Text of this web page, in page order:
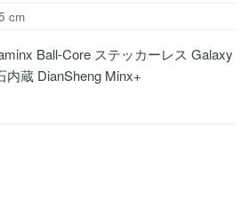
cm
Ball-Core ステッカーレス Galaxy
蔵 DianSheng Minx+